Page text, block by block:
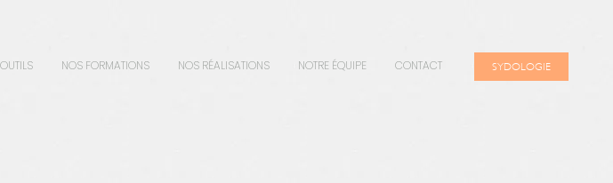
NOS FORMATIONS NOS RÉALISATIONS NOTRE ÉQUIPE CONTACT SYDOLOGIE